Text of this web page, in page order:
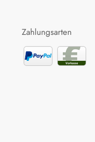
Zahlungsarten